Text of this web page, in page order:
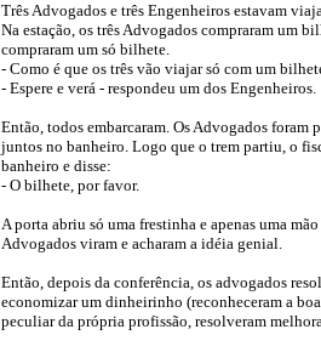
Três Advogados e três Engenheiros estavam
Na estação, os três Advogados compraram um
compraram um só bilhete.
- Como é que os três vão viajar só com um
- Espere e verá - respondeu um dos Engenheiros.
Então, todos embarcaram. Os Advogados foram
juntos no banheiro. Logo que o trem partiu, o
banheiro e disse:
- O bilhete, por favor.
A porta abriu só uma frestinha e apenas uma
Advogados viram e acharam a idéia genial.
Então, depois da conferência, os advogados
economizar um dinheirinho (reconheceram a
peculiar da própria profissão, resolveram